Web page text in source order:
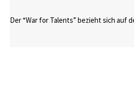
Der “War for Talents” bezieht sich